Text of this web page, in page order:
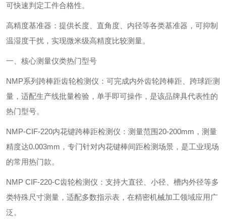
可快速判定工件合格性。
高精度基准器：提供长度、直角度、内径等各类基准器，可抑制
温湿度干扰，实现微米级高精度比较测量。
一、核心测量仪类热门型号
‌NMP系列跨棒距齿轮检测仪‌：可完成内外齿轮跨棒距、跨球距测
量，适配生产线批量检验，单手即可操作，是该品牌具代表性的
热门型号。
‌NMP-CIF-220内花键跨棒距检测仪‌：测量范围20-200mm，测量
精度达0.003mm，专门针对内花键棒间距检测场景，是工业现场
的常用热门款。
‌NMP CIF-220-C齿轮检测仪‌：支持大直径、小径、槽内外径等多
类特殊尺寸测量，适配多数指示表，在精密机械加工领域应用广
泛。